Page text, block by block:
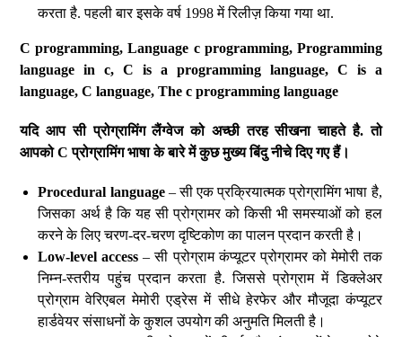
करता है. पहली बार इसके वर्ष 1998 में रिलीज़ किया गया था.
C programming, Language c programming, Programming
language in c, C is a programming language, C is a
language, C language, The c programming language
यदि आप सी प्रोग्रामिंग लैंग्वेज को अच्छी तरह सीखना चाहते है.तो
आपकोCप्रोग्रामिंग भाषा के बारे में कुछ मुख्य बिंदु नीचे दिए गए हैं।
Procedural language– सी एक प्रक्रियात्मक प्रोग्रामिंग भाषा है,
जिसका अर्थ है कि यह सी प्रोग्रामर को किसी भी समस्याओं को हल
करने के लिए चरण-दर-चरण दृष्टिकोण का पालन प्रदान करती है।
Low-level access – सी प्रोग्राम कंप्यूटर प्रोग्रामर को मेमोरी तक
निम्न-स्तरीय पहुंच प्रदान करता है. जिससे प्रोग्राम में डिक्लेअर
प्रोग्राम वेरिएबल मेमोरी एड्रेस में सीधे हेरफेर और मौजूदा कंप्यूटर
हार्डवेयर संसाधनों के कुशल उपयोग की अनुमति मिलती है।